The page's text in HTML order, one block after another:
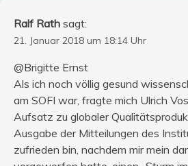
Ralf Rath sagt:
21. Januar 2018 um 18:14 Uhr
@Brigitte Ernst
Als ich noch völlig gesund
am SOFI war, fragte mich Ulrich
Aufsatz zu globaler
Ausgabe der Mitteilungen des
zufrieden bin, nachdem mir mein